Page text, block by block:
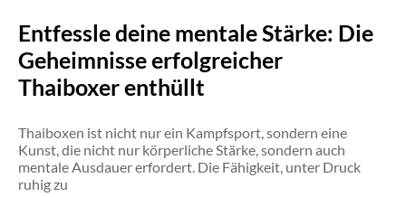
Entfessle deine mentale Stärke: Die
Geheimnisse erfolgreicher
Thaiboxer enthüllt
Thaiboxen ist nicht nur ein Kampfsport, sondern eine
Kunst, die nicht nur körperliche Stärke, sondern auch
mentale Ausdauer erfordert. Die Fähigkeit, unter Druck
ruhig zu